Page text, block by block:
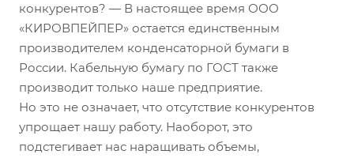
конкурентов? — В настоящее время ООО
«КИРОВПЕЙПЕР» остается единственным
производителем конденсаторной бумаги в
России. Кабельную бумагу по ГОСТ также
производит только наше предприятие.
Но это не означает, что отсутствие конкурентов
упрощает нашу работу. Наоборот, это
подстегивает нас наращивать объемы,